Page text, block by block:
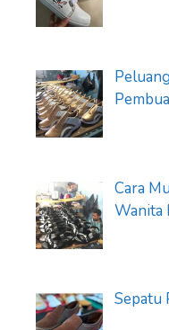
Cara
Wanita
Sepatu